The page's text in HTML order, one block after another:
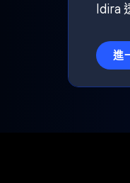
Idira
進